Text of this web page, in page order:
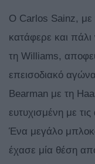
Ο Carlos Sainz, με
κατάφερε και
τη Williams,
επεισοδιακό
Bearman με τη
ευτυχισμένη με
Ένα μεγάλο
έχασε μία θέση